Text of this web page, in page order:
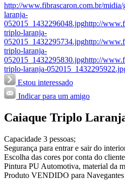
http://www.fibrascaron.com.br/
laranja-
052015_1432296048.jpghttp://
triplo-laranja-
052015_1432295734.jpghttp://
triplo-laranja-
052015_1432295830.jpghttp://
triplo-laranja-
Estou interessado
Indicar para um amigo
Caiaque Triplo
Capacidade 3 pessoas;
Segurança para entrar e sair do
Escolha das cores por conta do
Pintura PU Automotiva, material da
Produto VENDIDO para